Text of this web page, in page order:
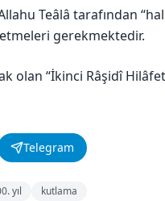
Teâlâ tarafından
gerekmektedir.
olan “İkinci Râşidî
Telegram
yıl kutlama